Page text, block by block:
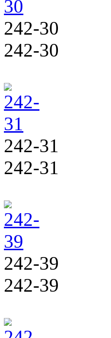
242-30
242-30
242-31
242-31
242-39
242-39